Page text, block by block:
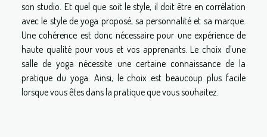
son studio. Et quel que soit le style, il doit être en corrélation
avec le style de yoga proposé, sa personnalité et sa marque.
Une cohérence est donc nécessaire pour une expérience de
haute qualité pour vous et vos apprenants. Le choix d’une
salle de yoga nécessite une certaine connaissance de la
pratique du yoga. Ainsi, le choix est beaucoup plus facile
lorsque vous êtes dans la pratique que vous souhaitez.